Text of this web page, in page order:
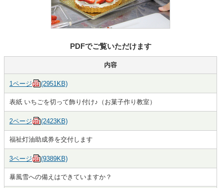
PDFでご覧いただけます
内容
1ページ (2951KB)
表紙 いちごを切って飾り付け♪（お菓子作り教室）
2ページ (2423KB)
福祉灯油助成券を交付します
3ページ (9389KB)
暴風雪への備えはできていますか？